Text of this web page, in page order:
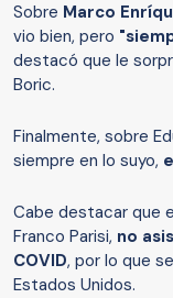
Sobre Marco
vio bien, pero
destacó que le
Boric.
Finalmente, sobre
siempre en lo suyo,
Cabe destacar que
Franco Parisi, no
COVID, por lo que
Estados Unidos.